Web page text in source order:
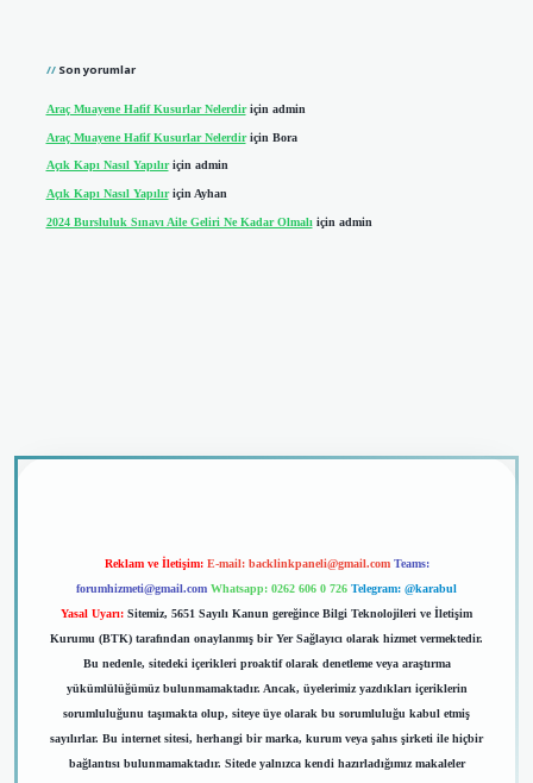
Son yorumlar
Araç Muayene Hafif Kusurlar Nelerdiriçin admin
Araç Muayene Hafif Kusurlar Nelerdiriçin Bora
Açık Kapı Nasıl Yapılıriçin admin
Açık Kapı Nasıl Yapılıriçin Ayhan
2024 Bursluluk Sınavı Aile Geliri Ne Kadar Olmalıiçin admin
Reklam ve İletişim: E-mail: backlinkpaneli@gmail.com Teams:
forumhizmeti@gmail.com Whatsapp: 0262 606 0 726 Telegram: @karabul
Yasal Uyarı: Sitemiz, 5651 Sayılı Kanun gereğince Bilgi Teknolojileri ve İletişim
Kurumu (BTK) tarafından onaylanmış bir Yer Sağlayıcı olarak hizmet vermektedir.
Bu nedenle, sitedeki içerikleri proaktif olarak denetleme veya araştırma
yükümlülüğümüz bulunmamaktadır. Ancak, üyelerimiz yazdıkları içeriklerin
sorumluluğunu taşımakta olup, siteye üye olarak bu sorumluluğu kabul etmiş
sayılırlar. Bu internet sitesi, herhangi bir marka, kurum veya şahıs şirketi ile hiçbir
bağlantısı bulunmamaktadır. Sitede yalnızca kendi hazırladığımız makaleler